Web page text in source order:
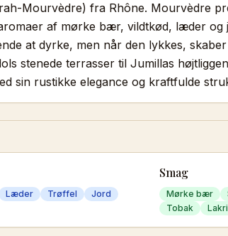
Mourvèdre) fra Rhône. Mourvèdre
af mørke bær, vildtkød, læder og
at dyrke, men når den lykkes,
stenede terrasser til Jumillas
sin rustikke elegance og kraftfulde
Læder Trøffel
Jord
Smag
Mørke bær
Tobak